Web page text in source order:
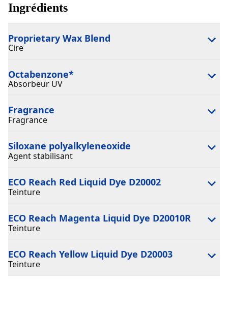
Ingrédients
Proprietary Wax Blend
Cire
Octabenzone*
Absorbeur UV
Fragrance
Fragrance
Siloxane polyalkyleneoxide
Agent stabilisant
ECO Reach Red Liquid Dye D20002
Teinture
ECO Reach Magenta Liquid Dye D20010R
Teinture
ECO Reach Yellow Liquid Dye D20003
Teinture